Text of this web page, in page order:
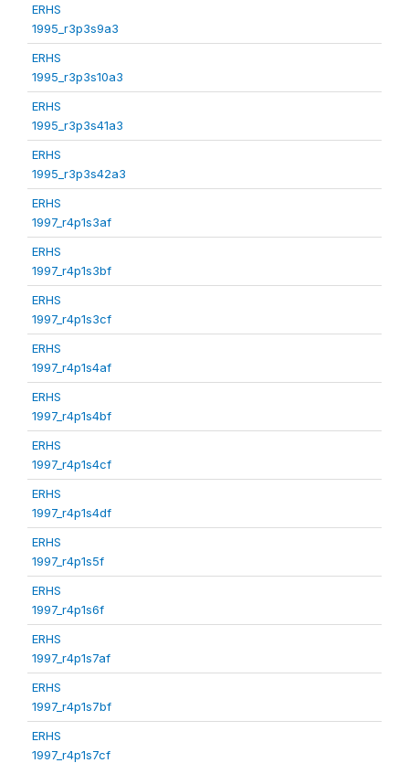
ERHS
1995_r3p3s9a3
ERHS
1995_r3p3s10a3
ERHS
1995_r3p3s41a3
ERHS
1995_r3p3s42a3
ERHS
1997_r4p1s3af
ERHS
1997_r4p1s3bf
ERHS
1997_r4p1s3cf
ERHS
1997_r4p1s4af
ERHS
1997_r4p1s4bf
ERHS
1997_r4p1s4cf
ERHS
1997_r4p1s4df
ERHS
1997_r4p1s5f
ERHS
1997_r4p1s6f
ERHS
1997_r4p1s7af
ERHS
1997_r4p1s7bf
ERHS
1997_r4p1s7cf